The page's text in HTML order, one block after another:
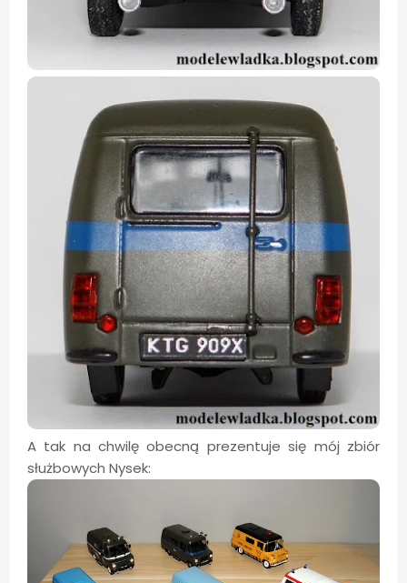
A tak na chwilę obecną prezentuje się mój zbiór
służbowych Nysek: